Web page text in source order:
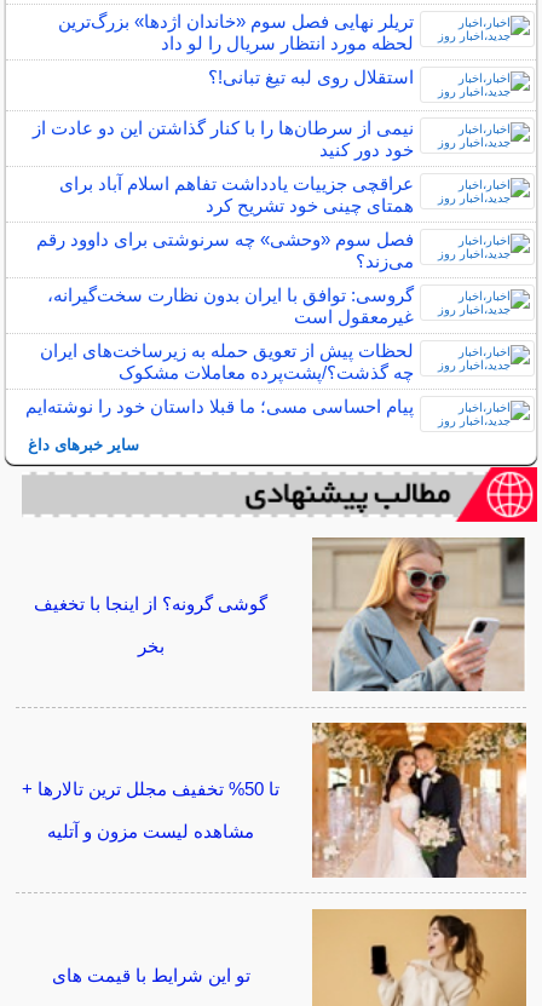
تریلر نهایی فصل سوم «خاندان اژدها» بزرگ‌ترین
لحظه مورد انتظار سریال را لو داد
استقلال روی لبه تیغ تبانی!؟
نیمی از سرطان‌ها را با کنار گذاشتن این دو عادت از
خود دور کنید
عراقچی جزییات یادداشت تفاهم اسلام آباد برای
همتای چینی خود تشریح کرد
فصل سوم «وحشی» چه سرنوشتی برای داوود رقم
می‌زند؟
گروسی: توافق با ایران بدون نظارت سخت‌گیرانه،
غیرمعقول است
لحظات پیش از تعویق حمله به زیرساخت‌های ایران
چه گذشت؟/پشت‌پرده معاملات مشکوک
پیام احساسی مسی؛ ما قبلا داستان خود را نوشته‌ایم
سایر خبرهای داغ
گوشی گرونه؟ از اینجا با تخغیف
بخر
تا 50% تخفیف مجلل ترین تالارها +
مشاهده لیست مزون و آتلیه
تو این شرایط با قیمت های